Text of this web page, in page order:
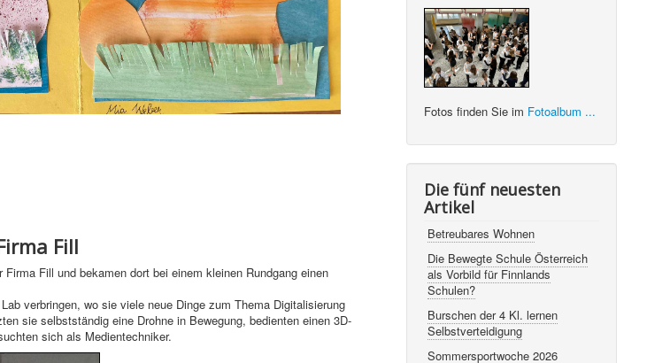
Fill
Fill und bekamen dort bei einem kleinen Rundgang einen
verbringen, wo sie viele neue Dinge zum Thema Digitalisierung
sie selbstständig eine Drohne in Bewegung, bedienten einen 3D-
sich als Medientechniker.
Fotos finden Sie im Fotoalbum ...
Die fünf neuesten
Artikel
Betreubares Wohnen
Die Bewegte Schule Österreich
als Vorbild für Finnlands
Schulen?
Burschen der 4 Kl. lernen
Selbstverteidigung
Sommersportwoche 2026